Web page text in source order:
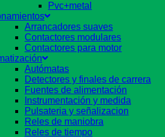
Pvc+metal
Arrancadores suaves
Contactores modulares
Contactores para motor
Autómatas
Detectores y finales de carrera
Fuentes de alimentación
Instrumentación y medida
Pulsateria y señalizacion
Reles de maniobra
Reles de tiempo